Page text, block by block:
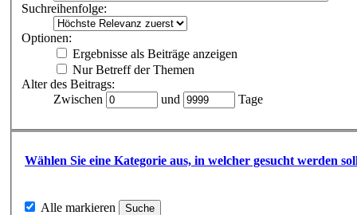
Suchreihenfolge:
Optionen:
Ergebnisse als Beiträge anzeigen
Nur Betreff der Themen
Alter des Beitrags:
Zwischen
und Tage
Wählen Sie eine Kategorie aus, in welcher gesucht werden
Alle markieren